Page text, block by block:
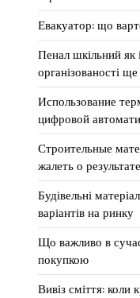
Евакуатор: що
Пенал шкільний як
організованості
Использование
цифровой
Строительные
жалеть о результате
Будівельні
варіантів на ринку
Що важливо в
покупкою
Вивіз сміття: коли